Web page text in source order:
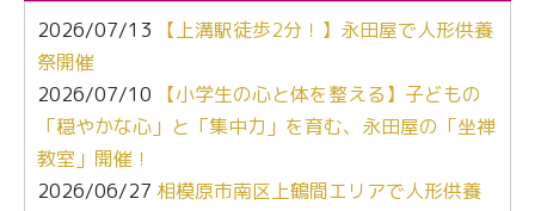
2026/07/13
【上溝駅徒歩2分！】永田屋で人形供養
祭開催
2026/07/10
【小学生の心と体を整える】子どもの
「穏やかな心」と「集中力」を育む、永田屋の「坐禅
教室」開催！
2026/06/27 相模原市南区上鶴間エリアで人形供養